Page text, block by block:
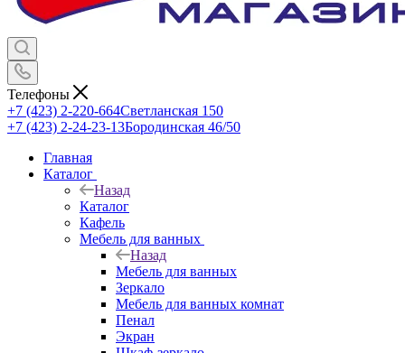
Телефоны
+7 (423) 2-220-664Светланская 150
+7 (423) 2-24-23-13Бородинская 46/50
Главная
Каталог
Назад
Каталог
Кафель
Мебель для ванных
Назад
Мебель для ванных
Зеркало
Мебель для ванных комнат
Пенал
Экран